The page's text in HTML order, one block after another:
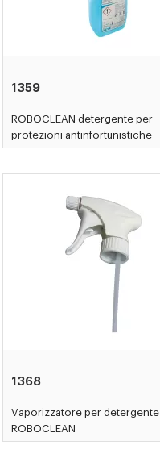
1359
ROBOCLEAN detergente per
protezioni antinfortunistiche
1368
Vaporizzatore per detergente
ROBOCLEAN